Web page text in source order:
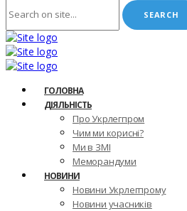
ГОЛОВНА
ДІЯЛЬНІСТЬ
Про Укрлегпром
Чим ми корисні?
Ми в ЗМІ
Меморандуми
НОВИНИ
Новини Укрлегпрому
Новини учасників